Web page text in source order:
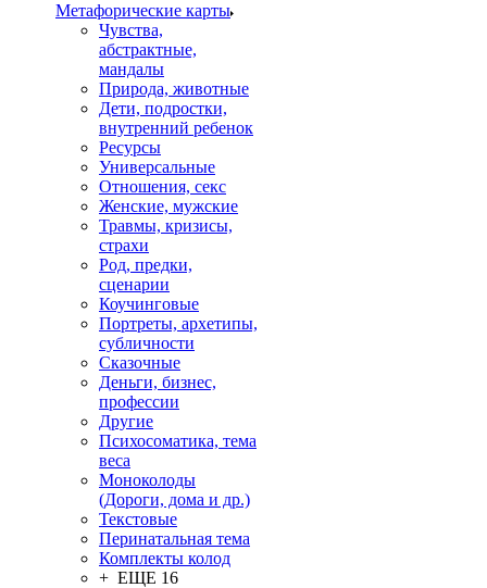
Mетафорические карты
Чувства,
абстрактные,
мандалы
Природа, животные
Дети, подростки,
внутренний ребенок
Ресурсы
Универсальные
Отношения, секс
Женские, мужские
Травмы, кризисы,
страхи
Род, предки,
сценарии
Коучинговые
Портреты, архетипы,
субличности
Сказочные
Деньги, бизнес,
профессии
Другие
Психосоматика, тема
веса
Моноколоды
(Дороги, дома и др.)
Текстовые
Перинатальная тема
Комплекты колод
+ ЕЩЕ 16